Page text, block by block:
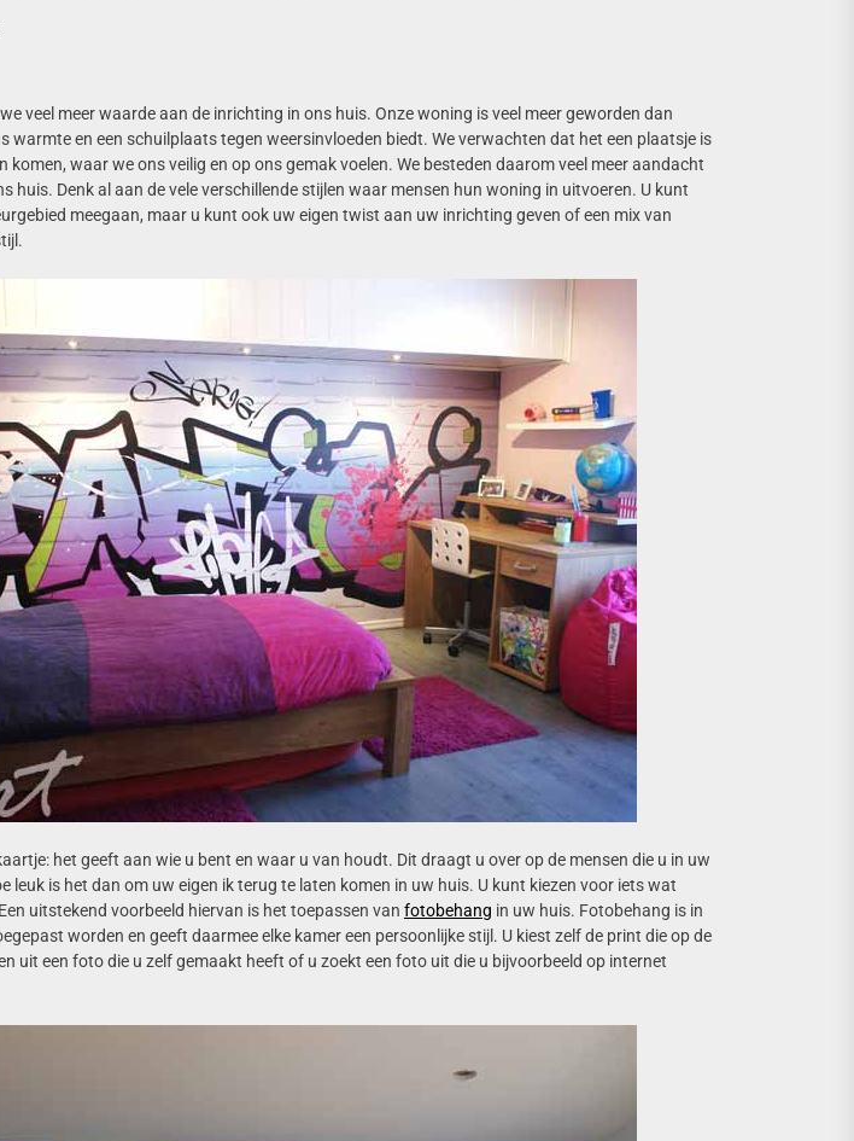
buiten
textuur en diepte herontdekt
je energierekeningen verlagen
veel meer waarde aan de inrichting in ons huis. Onze woning is veel meer geworden dan
warmte en een schuilplaats tegen weersinvloeden biedt. We verwachten dat het een plaatsje is
waar we ons veilig en op ons gemak voelen. We besteden daarom veel meer aandacht
huis. Denk al aan de vele verschillende stijlen waar mensen hun woning in uitvoeren. U kunt
meegaan, maar u kunt ook uw eigen twist aan uw inrichting geven of een mix van
het geeft aan wie u bent en waar u van houdt. Dit draagt u over op de mensen die u in uw
leuk is het dan om uw eigen ik terug te laten komen in uw huis. U kunt kiezen voor iets wat
uitstekend voorbeeld hiervan is het toepassen van fotobehang in uw huis. Fotobehang is in
worden en geeft daarmee elke kamer een persoonlijke stijl. U kiest zelf de print die op de
uit een foto die u zelf gemaakt heeft of u zoekt een foto uit die u bijvoorbeeld op internet